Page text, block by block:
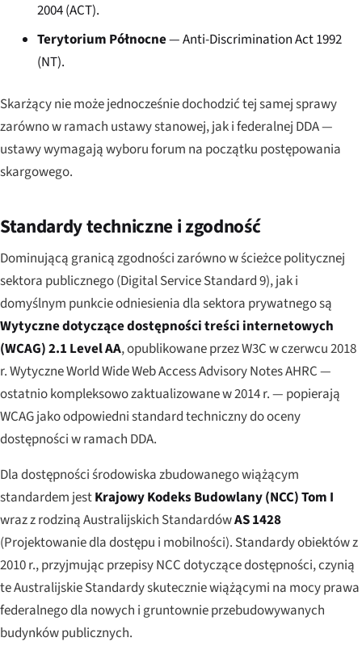
2004 (ACT).
Terytorium Północne— Anti-Discrimination Act 1992
(NT).
Skarżący nie może jednocześnie dochodzić tej samej sprawy
zarówno w ramach ustawy stanowej, jak i federalnej DDA —
ustawy wymagają wyboru forum na początku postępowania
skargowego.
Standardy techniczne i zgodność
Dominującą granicą zgodności zarówno w ścieżce politycznej
sektora publicznego (Digital Service Standard 9), jak i
domyślnym punkcie odniesienia dla sektora prywatnego są
Wytyczne dotyczące dostępności treści internetowych
(WCAG) 2.1 Level AA, opublikowane przez W3C w czerwcu 2018
r. Wytyczne World Wide Web Access Advisory Notes AHRC —
ostatnio kompleksowo zaktualizowane w 2014 r. — popierają
WCAG jako odpowiedni standard techniczny do oceny
dostępności w ramach DDA.
Dla dostępności środowiska zbudowanego wiążącym
standardem jestKrajowy Kodeks Budowlany (NCC) Tom I
wraz z rodziną Australijskich StandardówAS 1428
(Projektowanie dla dostępu i mobilności). Standardy obiektów z
2010 r., przyjmując przepisy NCC dotyczące dostępności, czynią
te Australijskie Standardy skutecznie wiążącymi na mocy prawa
federalnego dla nowych i gruntownie przebudowywanych
budynków publicznych.